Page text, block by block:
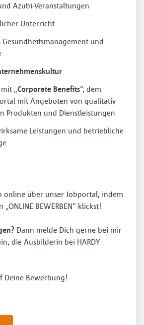
Azubi-Veranstaltungen
Unterricht
Gesundheitsmanagement und
„Corporate Benefits“, dem
mit Angeboten von qualitativ
Produkten und Dienstleistungen
Leistungen und betriebliche
online über unser Jobportal, indem
BEWERBEN“ klickst!
​ Dann melde Dich gerne bei mir
die Ausbilderin bei HARDY
Deine Bewerbung!­